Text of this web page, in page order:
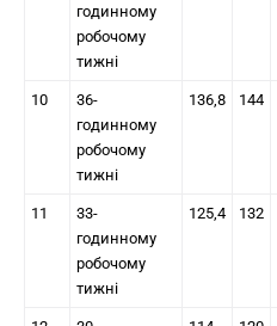
годинному
робочому
тижні
10
36-
годинному
робочому
тижні
136,8 144
11
33-
годинному
робочому
тижні
125,4 132